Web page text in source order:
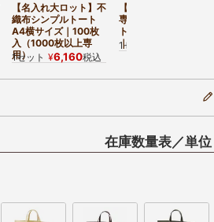
【名入れ大ロット】不
織布シンプルトート
A4横サイズ｜100枚
入（1000枚以上専
用）
1セット ¥6,160税込
【名入れ／リピーター
専用】不織布シンプル
トート A4横サイズ
｜100枚入
1セット
在庫数量表／単